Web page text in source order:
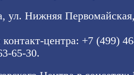
ул. Нижняя
центра: +7 (499)
65-30.